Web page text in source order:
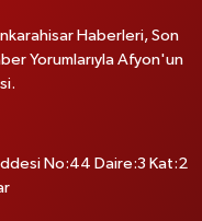
Haberleri, Son
Yorumlarıyla Afyon'un
No:44 Daire:3 Kat:2